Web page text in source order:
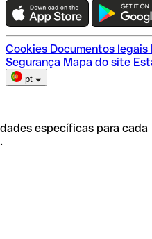
Escolha do plano
Cookies Documentos legais
Segurança Mapa do site
pt
específicas para cada